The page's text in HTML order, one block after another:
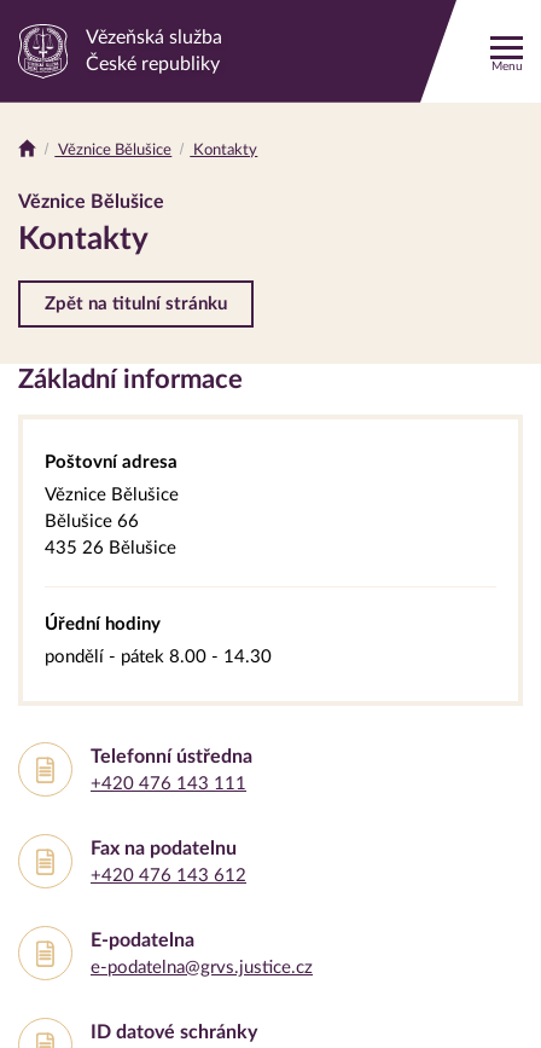
Odkaz
stránku
Vězeňská služba
České republiky
Menu
Drobečková
navigace
Věznice Bělušice Kontakty
Věznice Bělušice
Kontakty
Zpět na titulní stránku
Základní informace
Poštovní adresa
Věznice Bělušice
Bělušice 66
435 26 Bělušice
Úřední hodiny
pondělí - pátek 8.00 - 14.30
Telefonní ústředna
+420 476 143 111
Fax na podatelnu
+420 476 143 612
E-podatelna
e-podatelna@grvs.justice.cz
ID datové schránky